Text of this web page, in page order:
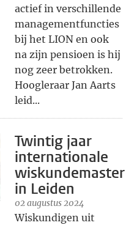
actief in verschillende
managementfuncties
bij het LION en ook
na zijn pensioen is hij
nog zeer betrokken.
Hoogleraar Jan Aarts
leid...
Twintig jaar
internationale
wiskundemaster
in Leiden
02 augustus 2024
Wiskundigen uit